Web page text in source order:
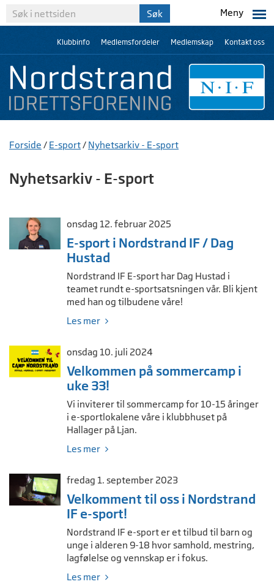
Meny
Klubbinfo Medlemsfordeler Medlemskap Kontakt oss
Forside / E-sport/ Nyhetsarkiv - E-sport
Nyhetsarkiv - E-sport
onsdag 12. februar 2025
E-sport i Nordstrand IF / Dag
Hustad
Nordstrand IF E-sport har Dag Hustad i
teamet rundt e-sportsatsningen vår. Bli kjent
med han og tilbudene våre!
Les mer
onsdag 10. juli 2024
Velkommen på sommercamp i
uke 33!
Vi inviterer til sommercamp for 10-15 åringer
i e-sportlokalene våre i klubbhuset på
Hallager på Ljan.
Les mer
fredag 1. september 2023
Velkomment til oss i Nordstrand
IF e-sport!
Nordstrand IF e-sport er et tilbud til barn og
unge i alderen 9-18 hvor samhold, mestring,
lagfølelse og vennskap er i fokus.
Les mer